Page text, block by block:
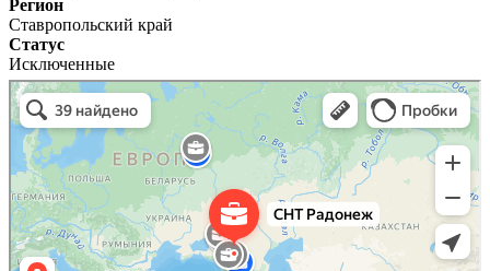
Регион
Ставропольский край
Статус
Исключенные